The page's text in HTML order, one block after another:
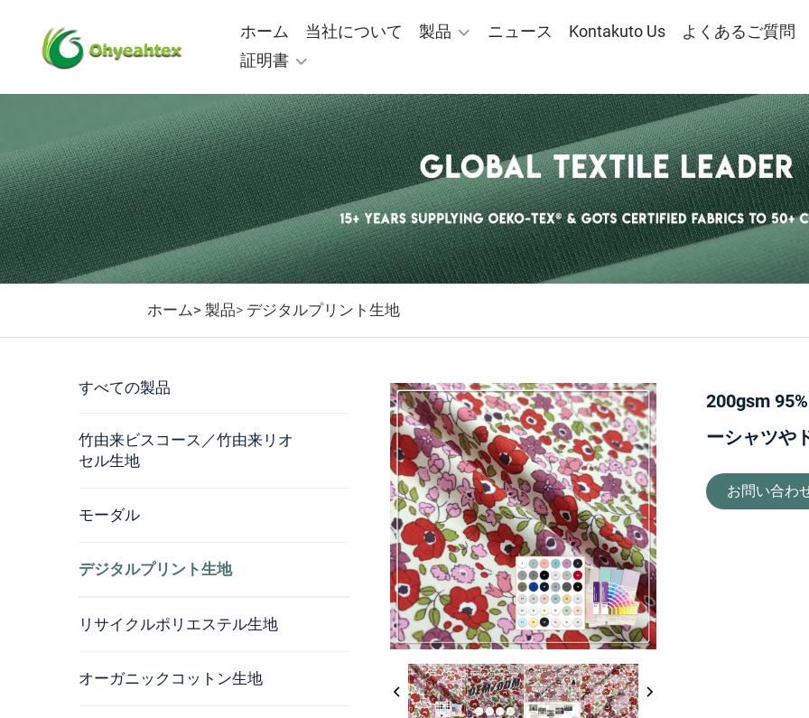
ホーム 当社について 製品 ニュース Kontakuto Us
よくあるご質問
証明書
ホーム> 製品> デジタルプリント生地
すべての製品
竹由来ビスコース／竹由来リオ
セル生地
モーダル
デジタルプリント生地
リサイクルポリエステル生地
オーガニックコットン生地
200gsm
ーシャツや
お問い合わ